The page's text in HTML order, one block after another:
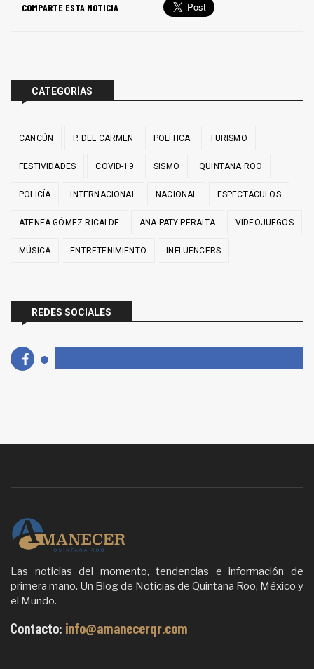
COMPARTE ESTA NOTICIA
CATEGORÍAS
CANCÚN P. DEL CARMEN POLÍTICA TURISMO
FESTIVIDADES COVID-19 SISMO QUINTANA ROO
POLICÍA INTERNACIONAL NACIONAL ESPECTÁCULOS
ATENEA GÓMEZ RICALDE ANA PATY PERALTA VIDEOJUEGOS
MÚSICA ENTRETENIMIENTO INFLUENCERS
REDES SOCIALES
Las noticias del momento, tendencias e información de
primera mano. Un Blog de Noticias de Quintana Roo, México y
el Mundo.
Contacto: info@amanecerqr.com